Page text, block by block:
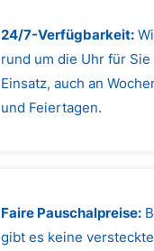
24/7-Verfügbarkeit:
rund um die Uhr für Sie
Einsatz, auch an
und Feiertagen.
Faire Pauschalpreise:
gibt es keine